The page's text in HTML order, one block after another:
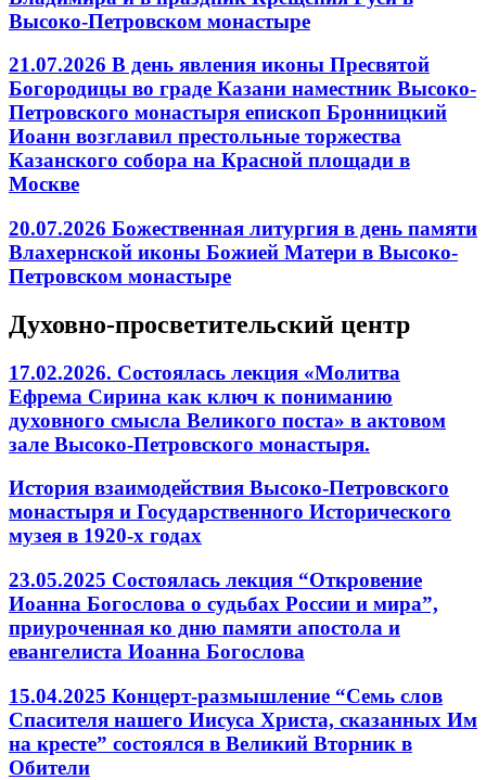
Высоко-Петровском монастыре
21.07.2026 В день явления иконы Пресвятой
Богородицы во граде Казани наместник Высоко-
Петровского монастыря епископ Бронницкий
Иоанн возглавил престольные торжества
Казанского собора на Красной площади в
Москве
20.07.2026 Божественная литургия в день памяти
Влахернской иконы Божией Матери в Высоко-
Петровском монастыре
Духовно-просветительский центр
17.02.2026. Состоялась лекция «Молитва
Ефрема Сирина как ключ к пониманию
духовного смысла Великого поста» в актовом
зале Высоко-Петровского монастыря.
История взаимодействия Высоко-Петровского
монастыря и Государственного Исторического
музея в 1920-х годах
23.05.2025 Состоялась лекция “Откровение
Иоанна Богослова о судьбах России и мира”,
приуроченная ко дню памяти апостола и
евангелиста Иоанна Богослова
15.04.2025 Концерт-размышление “Семь слов
Спасителя нашего Иисуса Христа, сказанных Им
на кресте” состоялся в Великий Вторник в
Обители